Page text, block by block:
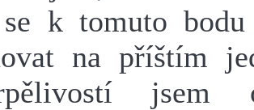
k tomuto bodu
na příštím
jsem